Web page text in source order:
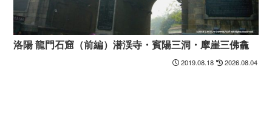
洛陽 龍門石窟（前編）潜渓寺・賓陽三洞・摩崖三佛龕
2019.08.18 2026.08.04